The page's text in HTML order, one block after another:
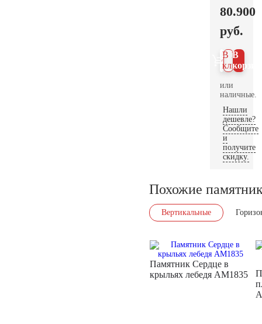
80.900
руб.
В
В 1
клик
или
наличные.
Нашли
дешевле?
Сообщите
и
получите
скидку.
Похожие
Вертикальные
Памятник Сердце в
крыльях лебедя AM1835